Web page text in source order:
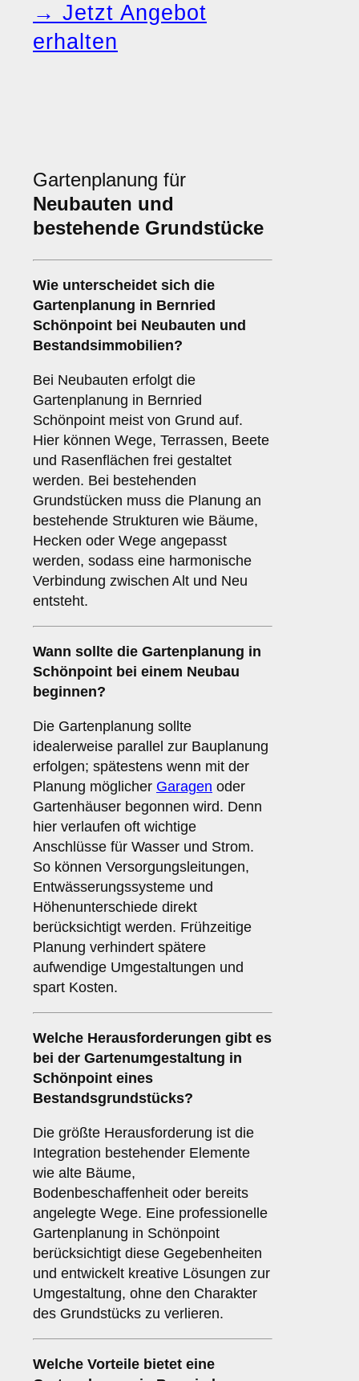
→ Jetzt Angebot
erhalten
Gartenplanung für
Neubauten und
bestehende Grundstücke
Wie unterscheidet sich die
Gartenplanung in Bernried
Schönpoint bei Neubauten und
Bestandsimmobilien?
Bei Neubauten erfolgt die
Gartenplanung in Bernried
Schönpoint meist von Grund auf.
Hier können Wege, Terrassen, Beete
und Rasenflächen frei gestaltet
werden. Bei bestehenden
Grundstücken muss die Planung an
bestehende Strukturen wie Bäume,
Hecken oder Wege angepasst
werden, sodass eine harmonische
Verbindung zwischen Alt und Neu
entsteht.
Wann sollte die Gartenplanung in
Schönpoint bei einem Neubau
beginnen?
Die Gartenplanung sollte
idealerweise parallel zur Bauplanung
erfolgen; spätestens wenn mit der
Planung möglicher Garagen oder
Gartenhäuser begonnen wird. Denn
hier verlaufen oft wichtige
Anschlüsse für Wasser und Strom.
So können Versorgungsleitungen,
Entwässerungssysteme und
Höhenunterschiede direkt
berücksichtigt werden. Frühzeitige
Planung verhindert spätere
aufwendige Umgestaltungen und
spart Kosten.
Welche Herausforderungen gibt es
bei der Gartenumgestaltung in
Schönpoint eines
Bestandsgrundstücks?
Die größte Herausforderung ist die
Integration bestehender Elemente
wie alte Bäume,
Bodenbeschaffenheit oder bereits
angelegte Wege. Eine professionelle
Gartenplanung in Schönpoint
berücksichtigt diese Gegebenheiten
und entwickelt kreative Lösungen zur
Umgestaltung, ohne den Charakter
des Grundstücks zu verlieren.
Welche Vorteile bietet eine